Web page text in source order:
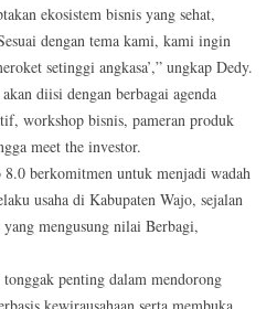
ekosistem bisnis yang sehat,
dengan tema kami, kami ingin
setinggi angkasa’,” ungkap Dedy.
diisi dengan berbagai agenda
workshop bisnis, pameran produk
meet the investor.
berkomitmen untuk menjadi wadah
usaha di Kabupaten Wajo, sejalan
mengusung nilai Berbagi,
penting dalam mendorong